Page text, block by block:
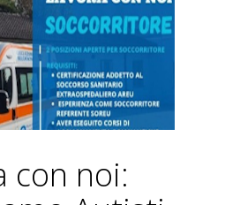
con noi: